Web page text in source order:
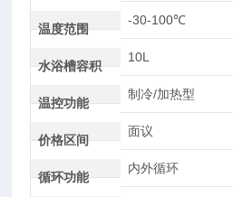
温度范围
-30-100℃
水浴槽容积
10L
温控功能
制冷/加热型
价格区间
面议
循环功能
内外循环